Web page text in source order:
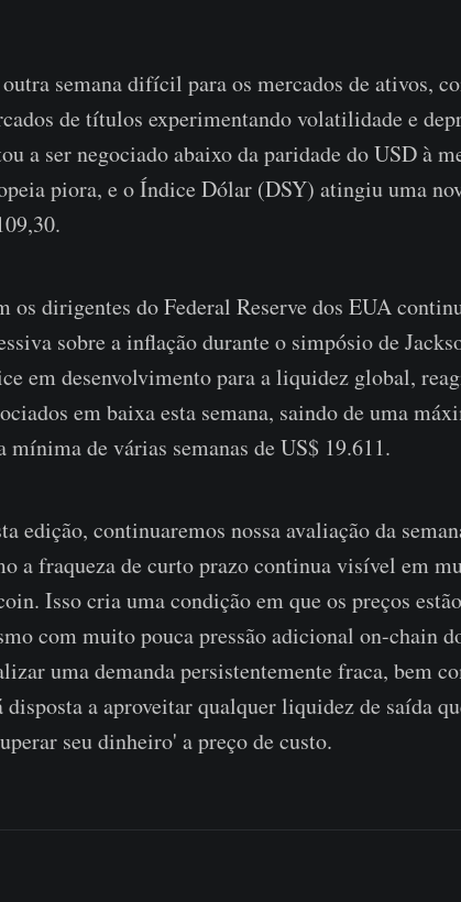
semana difícil para os mercados de ativos,
de títulos experimentando volatilidade e
a ser negociado abaixo da paridade do USD à
piora, e o Índice Dólar (DSY) atingiu uma
os dirigentes do Federal Reserve dos EUA
sobre a inflação durante o simpósio de
em desenvolvimento para a liquidez global,
em baixa esta semana, saindo de uma
mínima de várias semanas de US$ 19.611.
edição, continuaremos nossa avaliação da
a fraqueza de curto prazo continua visível em
Isso cria uma condição em que os preços
com muito pouca pressão adicional on-chain
uma demanda persistentemente fraca, bem
disposta a aproveitar qualquer liquidez de saída
seu dinheiro' a preço de custo.